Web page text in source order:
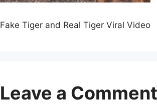
Fake Tiger and Real Tiger Viral Video
Leave a Comment